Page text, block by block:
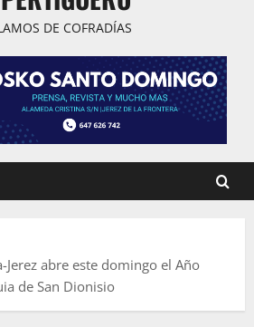
DE COFRADÍAS
Jerez abre este domingo el Año
de San Dionisio